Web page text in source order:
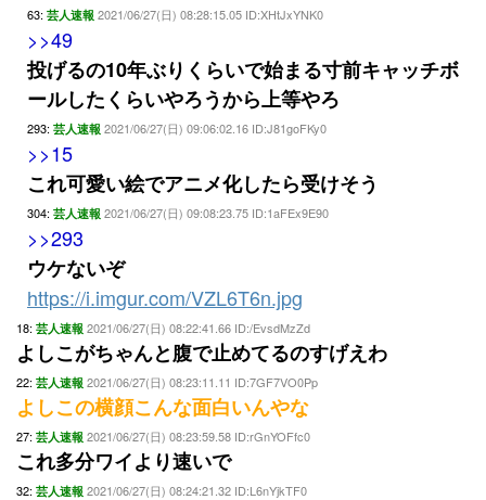
63: 芸人速報 2021/06/27(日) 08:28:15.05 ID:XHtJxYNK0
>>49
投げるの10年ぶりくらいで始まる寸前キャッチボ
ールしたくらいやろうから上等やろ
293: 芸人速報 2021/06/27(日) 09:06:02.16 ID:J81goFKy0
>>15
これ可愛い絵でアニメ化したら受けそう
304: 芸人速報 2021/06/27(日) 09:08:23.75 ID:1aFEx9E90
>>293
ウケないぞ
https://i.imgur.com/VZL6T6n.jpg
18: 芸人速報 2021/06/27(日) 08:22:41.66 ID:/EvsdMzZd
よしこがちゃんと腹で止めてるのすげえわ
22: 芸人速報 2021/06/27(日) 08:23:11.11 ID:7GF7VO0Pp
よしこの横顔こんな面白いんやな
27: 芸人速報 2021/06/27(日) 08:23:59.58 ID:rGnYOFfc0
これ多分ワイより速いで
32: 芸人速報 2021/06/27(日) 08:24:21.32 ID:L6nYjkTF0